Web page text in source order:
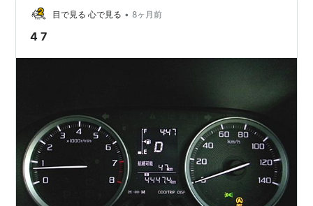
目で見る 心で見る • 8ヶ月前
4 7